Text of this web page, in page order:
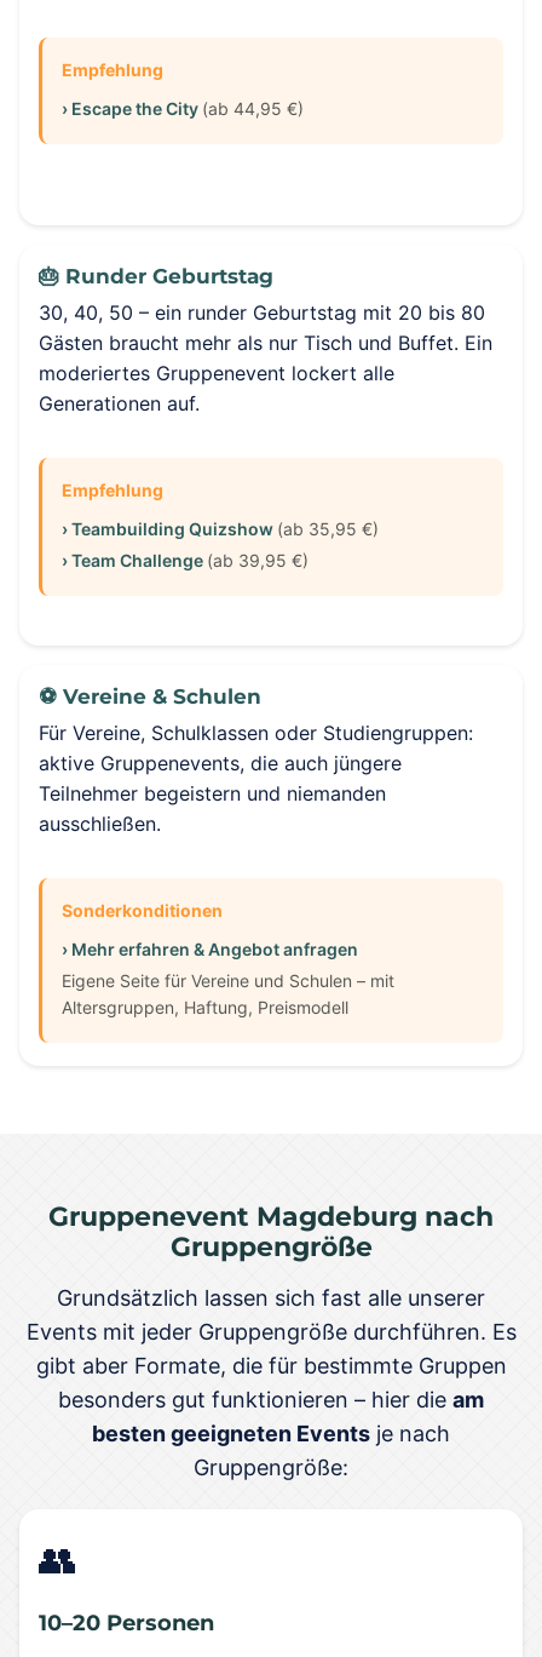
Empfehlung
› Escape the City (ab 44,95 €)
🎂 Runder Geburtstag
30, 40, 50 – ein runder Geburtstag mit 20 bis 80
Gästen braucht mehr als nur Tisch und Buffet. Ein
moderiertes Gruppenevent lockert alle
Generationen auf.
Empfehlung
› Teambuilding Quizshow (ab 35,95 €)
› Team Challenge (ab 39,95 €)
⚽ Vereine & Schulen
Für Vereine, Schulklassen oder Studiengruppen:
aktive Gruppenevents, die auch jüngere
Teilnehmer begeistern und niemanden
ausschließen.
Sonderkonditionen
› Mehr erfahren & Angebot anfragen
Eigene Seite für Vereine und Schulen – mit
Altersgruppen, Haftung, Preismodell
Gruppenevent Magdeburg nach
Gruppengröße
Grundsätzlich lassen sich fast alle unserer
Events mit jeder Gruppengröße durchführen. Es
gibt aber Formate, die für bestimmte Gruppen
besonders gut funktionieren – hier die am
besten geeigneten Events je nach
Gruppengröße:
👥
10–20 Personen